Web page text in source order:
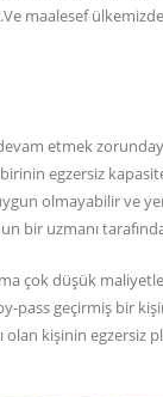
maalesef
etmek
egzersiz
olmayabilir ve
bir uzmanı
çok düşük
pass geçirmiş bir
olan kişinin